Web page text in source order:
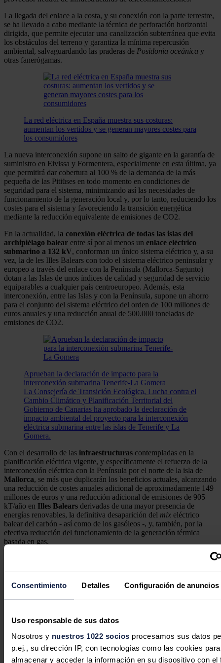
Consentimiento Detalles Configuración de anuncios
Uso responsable de sus datos
Nosotros y nuestros 1022 socios procesamos sus datos
p.ej., su dirección IP, con tecnologías como las cookies para
almacenar y acceder la información en su dispositivo con el
La llegada del enlace a la costa, y su conexión con la parte terrestre,
se ha llevado a cabo mediante la técnica de perforación horizontal
dirigida, que permite ejecutar una canalización subterránea que evita
los obstáculos del terreno y garantiza la mínima repercusión
ambiental, salvaguardando las praderas de Posidonia oceánica y
otras fanerógamas.
La red eléctrica en España muestra sus costuras:
aumentan los vertidos y se generan mayores costes para
los consumidores
La nueva interconexión supone un salto de gigante en la garantía de
suministro en Eivissa y Formentera, especialmente en esta última, ya
que permitirá dar cobertura al 100 % de la demanda de la más
pequeña de las Pitiüses en todo momento en condiciones de
seguridad para el sistema, minimizando así las necesidades de
funcionamiento de la generación local y, por lo tanto, reduciendo los
costes para el sistema y favoreciendo la transición energética
mediante la reducción equivalente de emisiones de CO2.
En la actualidad, la conexión eléctrica de todas las islas del
archipiélago balear entre sí por al menos un enlace eléctrico
submarino a 132 kV, conforman un único sistema eléctrico y, a su
vez, la de les Illes Balears con todo el sistema eléctrico peninsular y
europeo a través del enlace con la Península (Mallorca-Sagunto)
dotan a las Islas de unos índices de calidad y seguridad de servicio
equiparables a cualquier país centroeuropeo. Además, esta
interconexión, entre las Islas y con la Península, supone un ahorro
para el conjunto del sistema eléctrico del orden de 100 millones de
euros anuales y una reducción anual de 500.000 toneladas de
emisiones de CO2.
Aprueban la declaración de impacto para la
interconexión submarina Tenerife-La Gomera
La Consejería de Transición Ecológica, Lucha contra el
Cambio Climático y Planificación Territorial del
Gobierno de Canarias ha aprobado la declaración de
impacto ambiental del proyecto para la interconexión
eléctrica submarina entre las islas de Tenerife y La
Gomera.
Con el desarrollo de las infraestructuras contempladas en la
planificación eléctrica vigente, y específicamente el refuerzo de la
interconexión eléctrica con la Península por el norte de la isla de
Mallorca, se más que duplicarán los beneficios actuales, alcanzando
una reducción de costes anuales adicional de aproximadamente 149
millones de euros y una reducción adicional de emisiones de 905
kT/año en Illes Balears derivadas de una mayor presencia de
energías renovables, la definitiva desaparición del mix eléctrico
balear del carbón - así como de los gasóleos -, y, también, por la
efectiva reducción del funcionamiento de la generación térmica
basada en gas.